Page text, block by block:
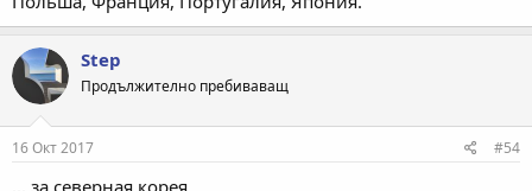
Step
Продължително пребиваващ
16 Окт 2017 #54
... за северная корея